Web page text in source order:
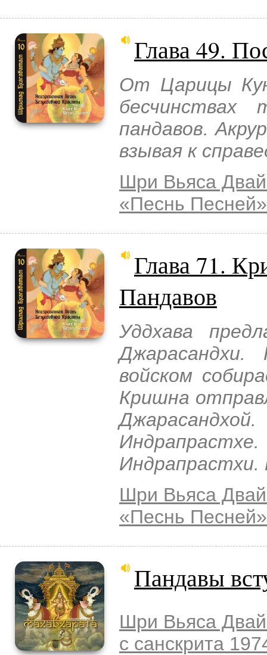
Глава 49.
От Царицы
бесчинствах
пандавов.
взывая к
Шри Вьяса
«Песнь Песней»
Глава 71.
Пандавов
Уддхава
войском
Кришна
Шри Вьяса
«Песнь Песней»
Пандавы
Шри Вьяса
с санскрита